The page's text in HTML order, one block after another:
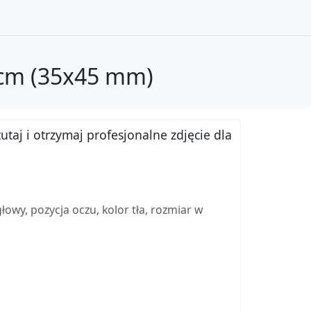
(35x45 mm)
i otrzymaj profesjonalne zdjęcie dla
pozycja oczu, kolor tła, rozmiar w